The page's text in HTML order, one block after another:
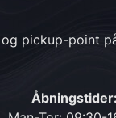
pickup-point
Åbningstider: